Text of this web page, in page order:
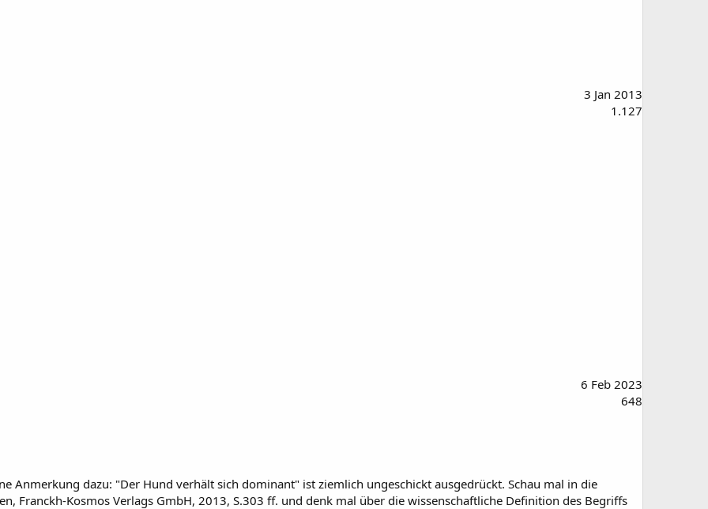
3 Jan 2013
1.127
6 Feb 2023
648
Anmerkung dazu: "Der Hund verhält sich dominant" ist ziemlich ungeschickt ausgedrückt. Schau mal in die
Franckh-Kosmos Verlags GmbH, 2013, S.303 ff. und denk mal über die wissenschaftliche Definition des Begriffs